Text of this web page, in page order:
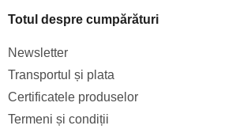
Totul despre cumpărături
Newsletter
Transportul și plata
Certificatele produselor
Termeni și condiții